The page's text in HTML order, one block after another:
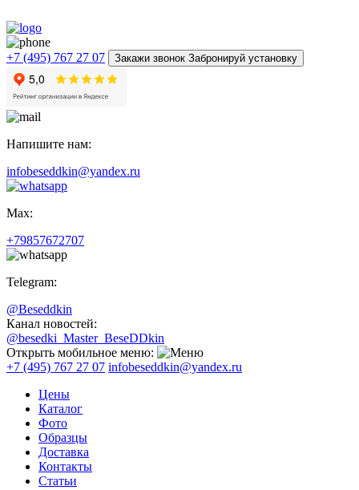
+7 (495) 767 27 07 Закажи звонок Забронируй установку
Напишите нам:
infobeseddkin@yandex.ru
Max:
+79857672707
Telegram:
@Beseddkin
Канал новостей:
@besedki_Master_BeseDDkin
Открыть мобильное меню:
+7 (495) 767 27 07 infobeseddkin@yandex.ru
Цены
Каталог
Фото
Образцы
Доставка
Контакты
Статьи